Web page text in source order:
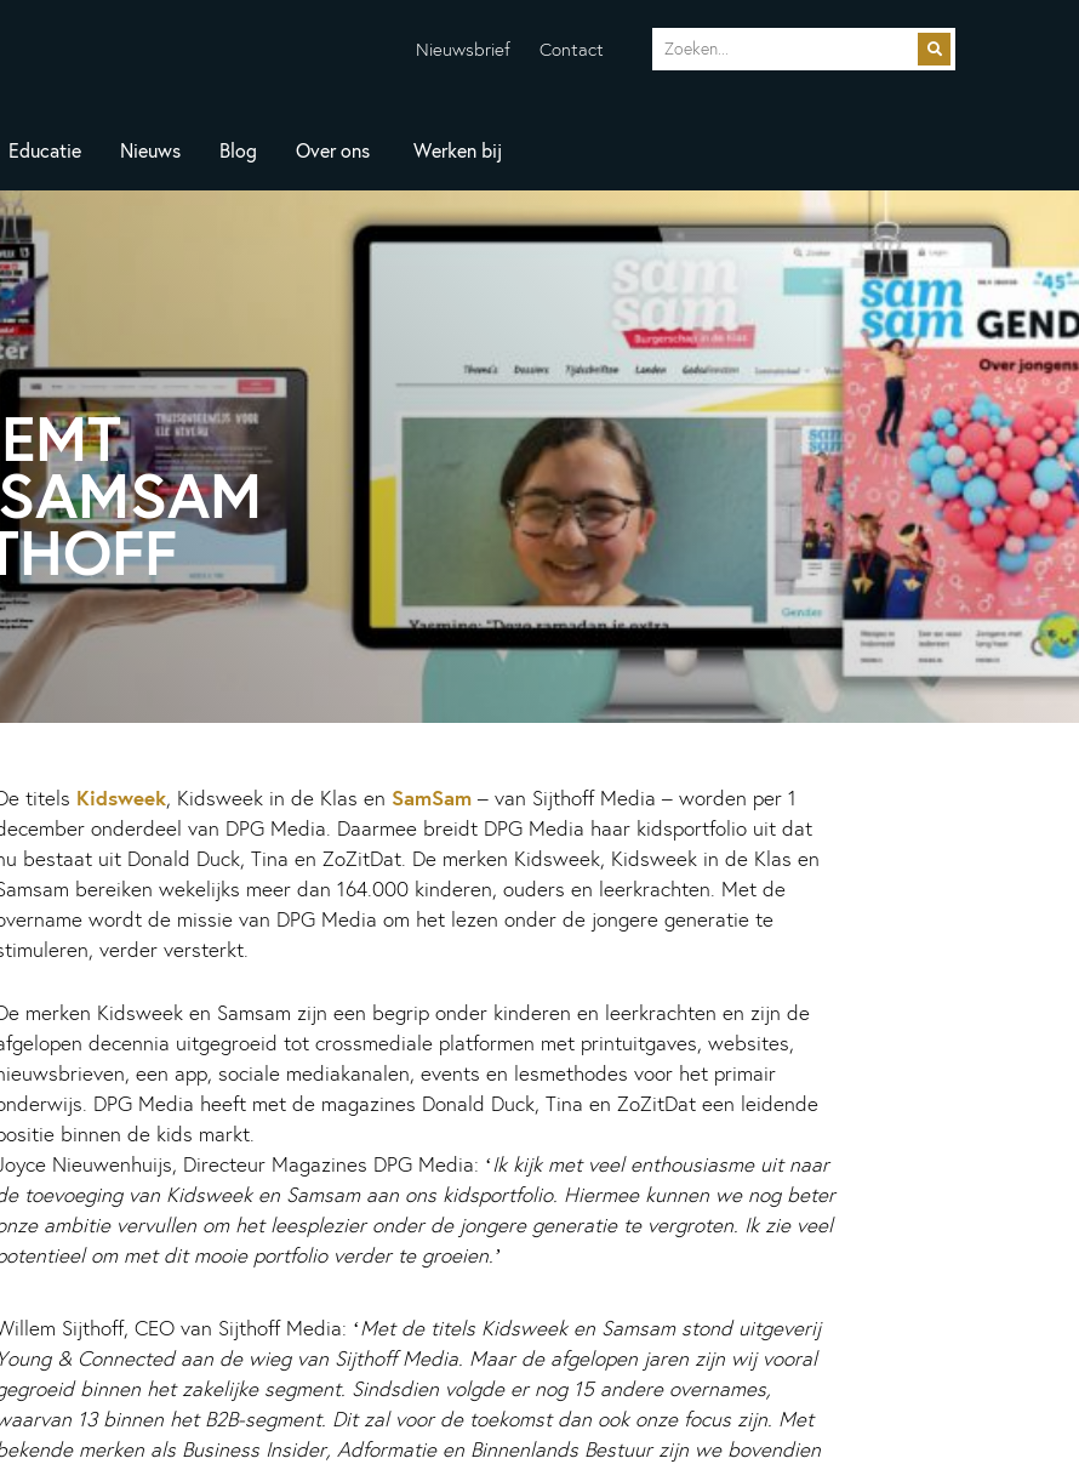
Nieuwsbrief Contact
Educatie Nieuws Blog Over ons Werken bij
titels Kidsweek, Kidsweek in de Klas en SamSam– van Sijthoff Media – worden per 1
onderdeel van DPG Media. Daarmee breidt DPG Media haar kidsportfolio uit dat
bestaat uit Donald Duck, Tina en ZoZitDat. De merken Kidsweek, Kidsweek in de Klas en
bereiken wekelijks meer dan 164.000 kinderen, ouders en leerkrachten. Met de
wordt de missie van DPG Media om het lezen onder de jongere generatie te
verder versterkt.
merken Kidsweek en Samsam zijn een begrip onder kinderen en leerkrachten en zijn de
decennia uitgegroeid tot crossmediale platformen met printuitgaves, websites,
een app, sociale mediakanalen, events en lesmethodes voor het primair
DPG Media heeft met de magazines Donald Duck, Tina en ZoZitDat een leidende
binnen de kids markt.
Nieuwenhuijs, Directeur Magazines DPG Media: ‘Ik kijk met veel enthousiasme uit naar
toevoeging van Kidsweek en Samsam aan ons kidsportfolio. Hiermee kunnen we nog beter
ambitie vervullen om het leesplezier onder de jongere generatie te vergroten. Ik zie veel
om met dit mooie portfolio verder te groeien.’
Sijthoff, CEO van Sijthoff Media: ‘Met de titels Kidsweek en Samsam stond uitgeverij
Young & Connected aan de wieg van Sijthoff Media. Maar de afgelopen jaren zijn wij vooral
binnen het zakelijke segment. Sindsdien volgde er nog 15 andere overnames,
13 binnen het B2B-segment. Dit zal voor de toekomst dan ook onze focus zijn. Met
merken als Business Insider, Adformatie en Binnenlands Bestuur zijn we bovendien